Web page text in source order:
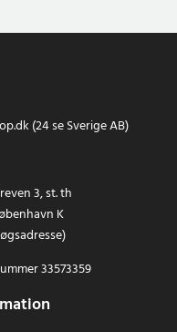
(24 se Sverige AB)
3, st. th
K
33573359